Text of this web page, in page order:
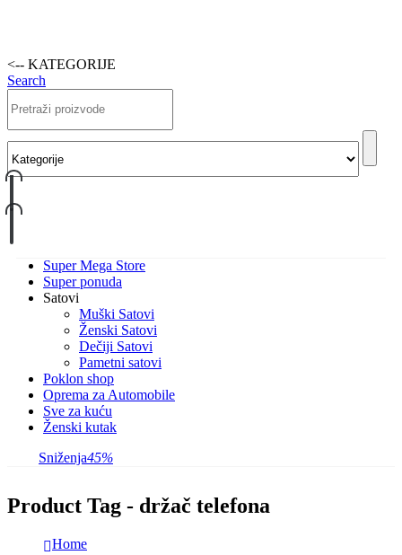
<-- KATEGORIJE
Search
Super Mega Store
Super ponuda
Satovi
Muški Satovi
Ženski Satovi
Dečiji Satovi
Pametni satovi
Poklon shop
Oprema za Automobile
Sve za kuću
Ženski kutak
Sniženja45%
Product Tag - držač telefona
Home